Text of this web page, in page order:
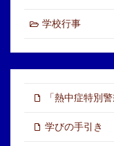
学校行事
「熱中症特別
学びの手引き